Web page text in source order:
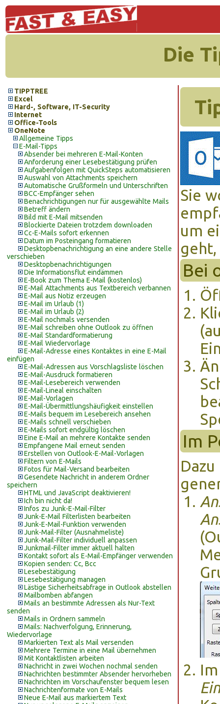
Die
TIPPTREE
Excel
Hard-, Software, IT-Security
Internet
Office-Tools
OneNote
Allgemeine Tipps
E-Mail-Tipps
Absender bei mehreren E-Mail-Konten
Anforderung einer Lesebestätigung prüfen
Aufgabenfolgen mit QuickSteps automatisieren
Auswahl von Attachments speichern
Automatische Grußformeln und Unterschriften
BCC-Empfänger sehen
Benachrichtigungen nur für ausgewählte Mails
Betreff ändern
Bild mit E-Mail mitsenden
Blockierte Dateien trotzdem downloaden
Cc-E-Mails sofort erkennen
Datum im Posteingang formatieren
Desktopbenachrichtigung an eine andere Stelle
verschieben
Desktopbenachrichtigungen
Die Informationsflut eindämmen
E-Book zum Thema E-Mail (kostenlos)
E-Mail Attachments aus Textbereich verbannen
E-Mail aus Notiz erzeugen
E-Mail im Urlaub (1)
E-Mail im Urlaub (2)
E-Mail nochmals versenden
E-Mail schreiben ohne Outlook zu öffnen
E-Mail Standardformatierung
E-Mail Wiedervorlage
E-Mail-Adresse eines Kontaktes in eine E-Mail
einfügen
E-Mail-Adressen aus Vorschlagsliste löschen
E-Mail-Ausdruck formatieren
E-Mail-Lesebereich verwenden
E-Mail-Lineal einschalten
E-Mail-Vorlagen
E-Mail-Übermittlungshäufigkeit einstellen
E-Mails bequem im Lesebereich ansehen
E-Mails schnell verschieben
E-Mails sofort endgültig löschen
Eine E-Mail an mehrere Kontakte senden
Empfangene Mail erneut senden
Erstellen von Outlook-E-Mail-Vorlagen
Filtern von E-Mails
Fotos für Mail-Versand bearbeiten
Gesendete Nachricht in anderem Ordner
speichern
HTML und JavaScript deaktivieren!
Ich bin nicht da!
Infos zu Junk-E-Mail-Filter
Junk-E-Mail Filterlisten bearbeiten
Junk-E-Mail-Funktion verwenden
Junk-Mail-Filter (Ausnahmeliste)
Junk-Mail-Filter individuell anpassen
Junkmail-Filter immer aktuell halten
Kontakt sofort als E-Mail-Empfänger verwenden
Kopien senden: Cc, Bcc
Lesebestätigung
Lesebestätigung managen
Lästige Sicherheitsabfrage in Outlook abstellen
Mailbomben abfangen
Mails an bestimmte Adressen als Nur-Text
senden
Mails in Ordnern sammeln
Mails: Nachverfolgung, Erinnerung,
Wiedervorlage
Markierten Text als Mail versenden
Mehrere Termine in eine Mail übernehmen
Mit Kontaktlisten arbeiten
Nachricht in zwei Wochen nochmal senden
Nachrichten bestimmter Absender hervorheben
Nachrichten im Vorschaufenster bequem lesen
Nachrichtenformate von E-Mails
Neue E-Mail aus markiertem Text
Sie
um
Bei
Im